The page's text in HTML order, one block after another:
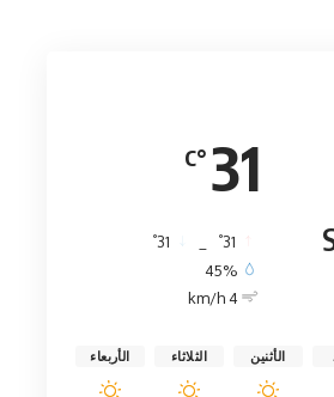
31
°C
31
°
31
°
45%
4 km/h
الأثنين الثلاثاء الأربعاء